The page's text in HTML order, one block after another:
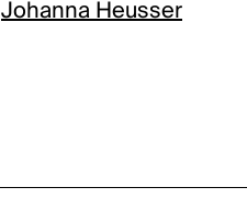
Johanna Heusser